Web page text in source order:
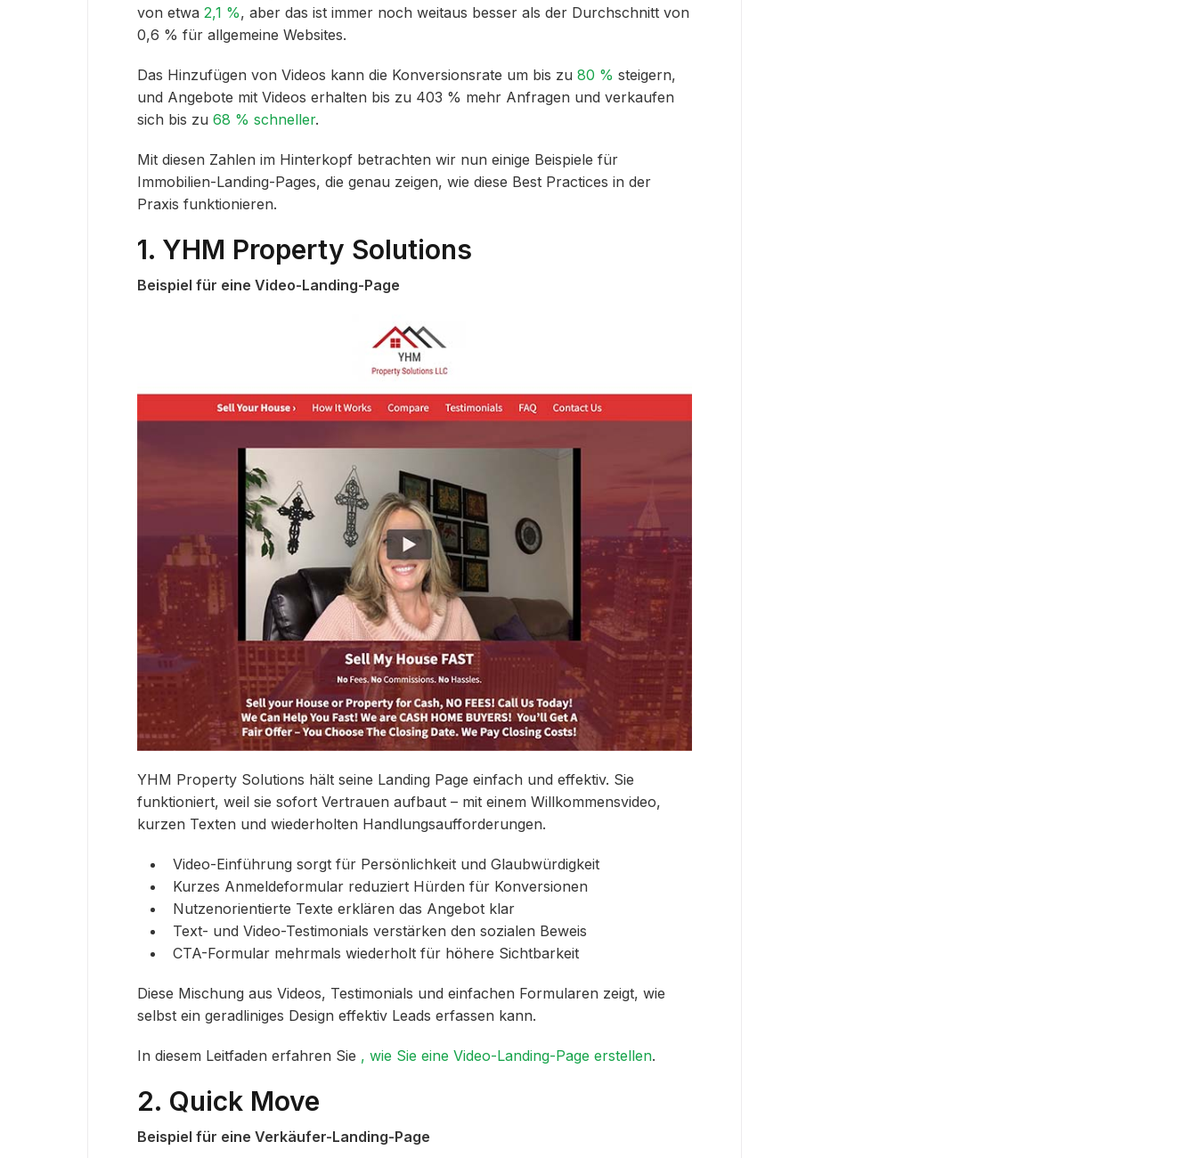
von etwa 2,1 %, aber das ist immer noch weitaus besser als der Durchschnitt von
0,6 % für allgemeine Websites.
Das Hinzufügen von Videos kann die Konversionsrate um bis zu 80 % steigern,
und Angebote mit Videos erhalten bis zu 403 % mehr Anfragen und verkaufen
sich bis zu 68 % schneller.
Mit diesen Zahlen im Hinterkopf betrachten wir nun einige Beispiele für
Immobilien-Landing-Pages, die genau zeigen, wie diese Best Practices in der
Praxis funktionieren.
1. YHM Property Solutions
Beispiel für eine Video-Landing-Page
YHM Property Solutions hält seine Landing Page einfach und effektiv. Sie
funktioniert, weil sie sofort Vertrauen aufbaut – mit einem Willkommensvideo,
kurzen Texten und wiederholten Handlungsaufforderungen.
Video-Einführung sorgt für Persönlichkeit und Glaubwürdigkeit
Kurzes Anmeldeformular reduziert Hürden für Konversionen
Nutzenorientierte Texte erklären das Angebot klar
Text- und Video-Testimonials verstärken den sozialen Beweis
CTA-Formular mehrmals wiederholt für höhere Sichtbarkeit
Diese Mischung aus Videos, Testimonials und einfachen Formularen zeigt, wie
selbst ein geradliniges Design effektiv Leads erfassen kann.
In diesem Leitfaden erfahren Sie , wie Sie eine Video-Landing-Page erstellen.
2. Quick Move
Beispiel für eine Verkäufer-Landing-Page